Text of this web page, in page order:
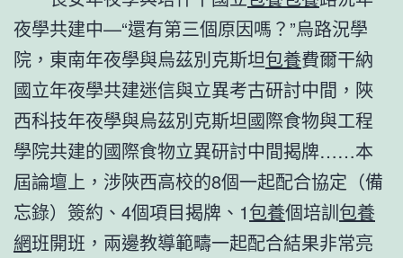
夜學共建中—“還有第三個原因嗎？”烏路況學
院，東南年夜學與烏茲別克斯坦包養費爾干納
國立年夜學共建迷信與立異考古研討中間，陜
西科技年夜學與烏茲別克斯坦國際食物與工程
學院共建的國際食物立異研討中間揭牌……本
屆論壇上，涉陜西高校的8個一起配合協定（備
忘錄）簽約、4個項目揭牌、1包養個培訓包養
網班開班，兩邊教導範疇一起配合結果非常亮